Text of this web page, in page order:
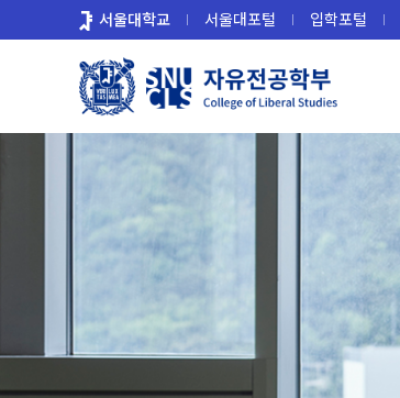
로
서울대학교 서울대포털 입학포털